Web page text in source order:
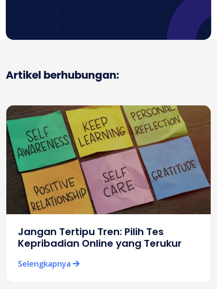
Artikel berhubungan:
Jangan Tertipu Tren: Pilih Tes
Kepribadian Online yang Terukur
Selengkapnya